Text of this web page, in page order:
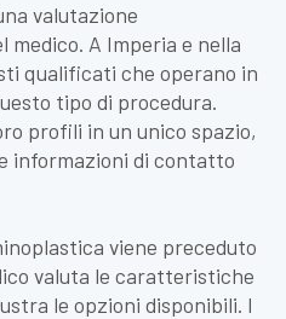
valutazione
A Imperia e nella
qualificati che operano in
tipo di procedura.
profili in un unico spazio,
informazioni di contatto
viene preceduto
valuta le caratteristiche
le opzioni disponibili. I